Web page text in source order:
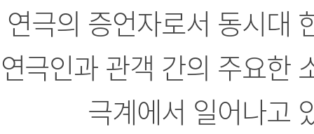
연극의 증언자로서 동시대
연극인과 관객 간의 주요한
극계에서 일어나고